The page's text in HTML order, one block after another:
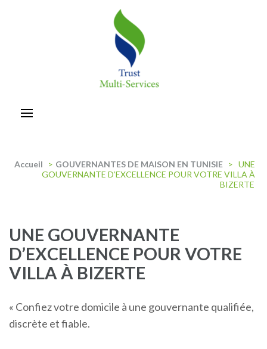
Accueil > GOUVERNANTES DE MAISON EN TUNISIE > UNE
GOUVERNANTE D’EXCELLENCE POUR VOTRE VILLA À
BIZERTE
UNE GOUVERNANTE
D’EXCELLENCE POUR VOTRE
VILLA À BIZERTE
« Confiez votre domicile à une gouvernante qualifiée,
discrète et fiable.